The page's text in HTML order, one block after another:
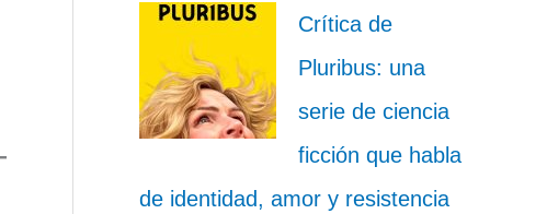
Crítica de
Pluribus: una
serie de ciencia
ficción que habla
de identidad, amor y resistencia